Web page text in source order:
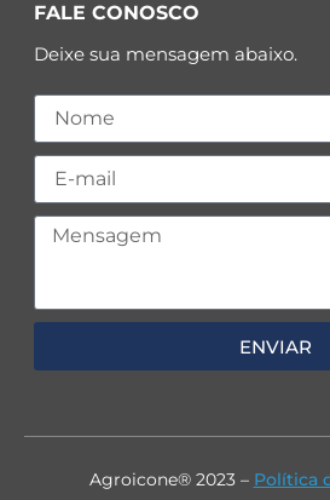
FALE CONOSCO
Deixe sua mensagem abaixo.
ENVIAR
Agroicone® 2023 – Política